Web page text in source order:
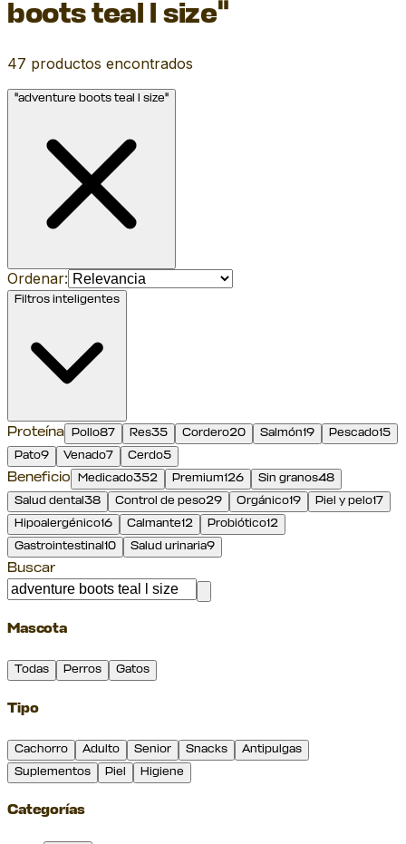
boots teal l size"
47 productos encontrados
"adventure boots teal l size"
Ordenar:
Filtros inteligentes
Proteína Pollo87 Res35 Cordero20 Salmón19 Pescado15
Pato9 Venado7 Cerdo5
Beneficio Medicado352 Premium126 Sin granos48
Salud dental38 Control de peso29 Orgánico19 Piel y pelo17
Hipoalergénico16 Calmante12 Probiótico12
Gastrointestinal10 Salud urinaria9
Buscar
Mascota
Todas Perros Gatos
Tipo
Cachorro Adulto Senior Snacks
Antipulgas
Suplementos
Piel Higiene
Categorías